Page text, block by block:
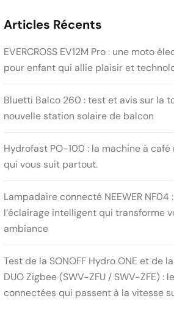
Articles Récents
EVERCROSS EV12M Pro : une moto
pour enfant qui allie plaisir et
Bluetti Balco 260 : test et avis sur la
nouvelle station solaire de balcon
Hydrofast PO-100 : la machine à café
qui vous suit partout.
Lampadaire connecté NEEWER NF04 :
l’éclairage intelligent qui transforme
ambiance
Test de la SONOFF Hydro ONE et de
DUO Zigbee (SWV-ZFU / SWV-ZFE) :
connectées qui passent à la vitesse